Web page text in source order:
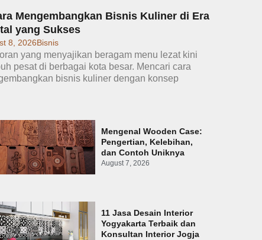
Mengembangkan Bisnis Kuliner di Era
yang Sukses
8, 2026Bisnis
yang menyajikan beragam menu lezat kini
pesat di berbagai kota besar. Mencari cara
bisnis kuliner dengan konsep
Mengenal Wooden Case:
Pengertian, Kelebihan,
dan Contoh Uniknya
August 7, 2026
11 Jasa Desain Interior
Yogyakarta Terbaik dan
Konsultan Interior Jogja